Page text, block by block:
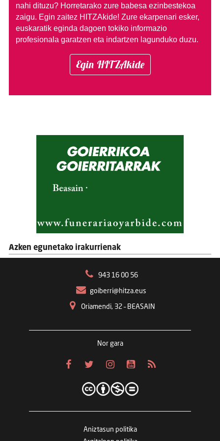
nahi dituzu? Horretarako zure babesa ezinbestekoa
zaigu. Egin zaitez HITZAkide! Zure ekarpenari esker,
euskaratik eginda dagoen tokiko informazio
profesionala garatzen eta indartzen lagunduko duzu.
Egin HITZAkide
Azken egunetako irakurrienak
943 16 00 56
goiberri@hitza.eus
Oriamendi, 32 – BEASAIN
Nor gara
Aniztasun politika